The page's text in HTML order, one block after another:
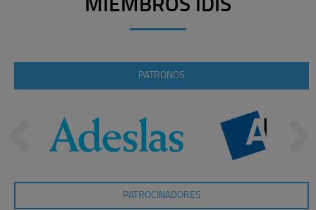
MIEMBROS IDIS
PATRONOS
PATROCINADORES